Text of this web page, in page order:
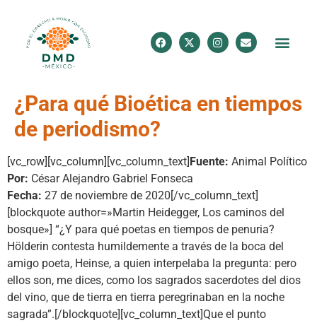
¿Para qué Bioética en tiempos
de periodismo?
[vc_row][vc_column][vc_column_text]Fuente: Animal Político
Por: César Alejandro Gabriel Fonseca
Fecha: 27 de noviembre de 2020[/vc_column_text]
[blockquote author=»Martin Heidegger, Los caminos del
bosque»] “¿Y para qué poetas en tiempos de penuria?
Hölderin contesta humildemente a través de la boca del
amigo poeta, Heinse, a quien interpelaba la pregunta: pero
ellos son, me dices, como los sagrados sacerdotes del dios
del vino, que de tierra en tierra peregrinaban en la noche
sagrada”.[/blockquote][vc_column_text]Que el punto